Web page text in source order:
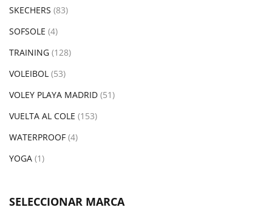
SKECHERS (83)
SOFSOLE (4)
TRAINING (128)
VOLEIBOL (53)
VOLEY PLAYA MADRID (51)
VUELTA AL COLE (153)
WATERPROOF (4)
YOGA (1)
SELECCIONAR MARCA